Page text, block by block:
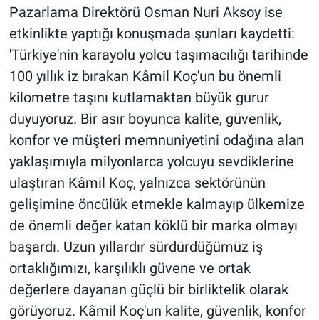
Pazarlama Direktörü Osman Nuri Aksoy ise
etkinlikte yaptığı konuşmada şunları kaydetti:
'Türkiye'nin karayolu yolcu taşımacılığı tarihinde
100 yıllık iz bırakan Kâmil Koç'un bu önemli
kilometre taşını kutlamaktan büyük gurur
duyuyoruz. Bir asır boyunca kalite, güvenlik,
konfor ve müşteri memnuniyetini odağına alan
yaklaşımıyla milyonlarca yolcuyu sevdiklerine
ulaştıran Kâmil Koç, yalnızca sektörünün
gelişimine öncülük etmekle kalmayıp ülkemize
de önemli değer katan köklü bir marka olmayı
başardı. Uzun yıllardır sürdürdüğümüz iş
ortaklığımızı, karşılıklı güvene ve ortak
değerlere dayanan güçlü bir birliktelik olarak
görüyoruz. Kâmil Koç'un kalite, güvenlik, konfor